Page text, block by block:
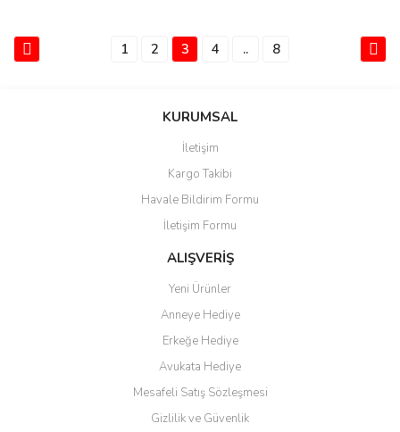
1 2 3 4 .. 8
KURUMSAL
İletişim
Kargo Takibi
Havale Bildirim Formu
İletişim Formu
ALIŞVERİŞ
Yeni Ürünler
Anneye Hediye
Erkeğe Hediye
Avukata Hediye
Mesafeli Satış Sözleşmesi
Gizlilik ve Güvenlik